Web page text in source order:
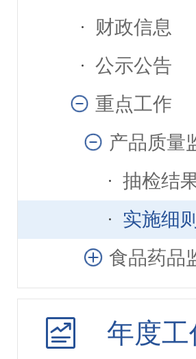
财政信息
公示公告
重点工作
产品质量
抽检结
实施细则
食品药品
年度